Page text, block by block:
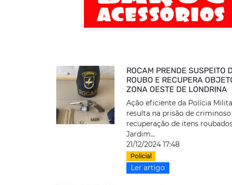
ROCAM PRENDE SUSPEITO
ROUBO E RECUPERA
ZONA OESTE DE LONDRINA
Ação eficiente da Polícia
resulta na prisão de criminoso
recuperação de itens
Jardim...
21/12/2024 17:48
Policial
Ler artigo